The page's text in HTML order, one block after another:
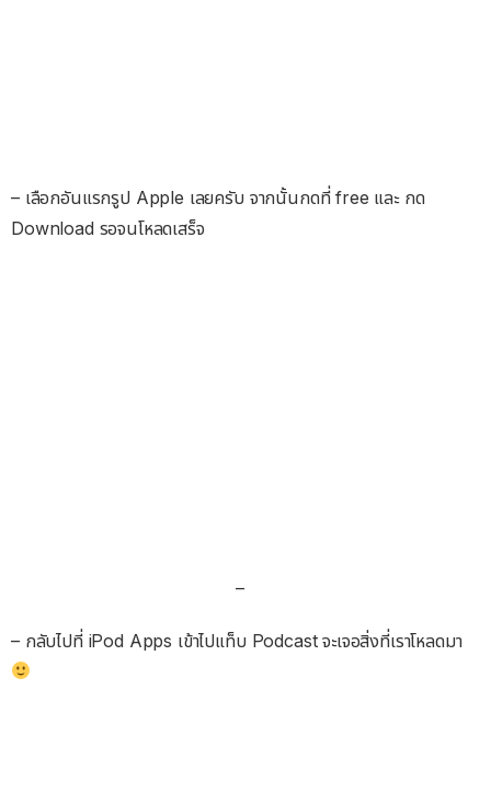
– เลือกอันแรกรูป Apple เลยครับ จากนั้นกดที่ free และ กด
Download รอจนโหลดเสร็จ
–
– กลับไปที่ iPod Apps เข้าไปแท็บ Podcast จะเจอสิ่งที่เราโหลดมา